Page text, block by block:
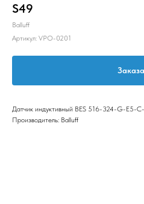
S49
Balluff
Артикул: VPO-0201
Датчик индуктивный BES 516-324-G-E5-
Производитель: Balluff